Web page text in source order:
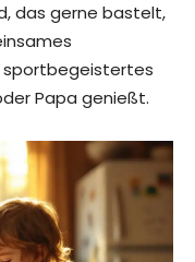
das gerne bastelt,
sportbegeistertes
Papa genießt.